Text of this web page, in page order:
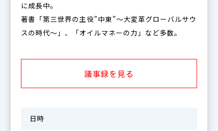
に成長中。
著書「第三世界の主役”中東”〜大変革グローバルサウ
スの時代〜」、「オイルマネーの力」など多数。
議事録を見る
日時